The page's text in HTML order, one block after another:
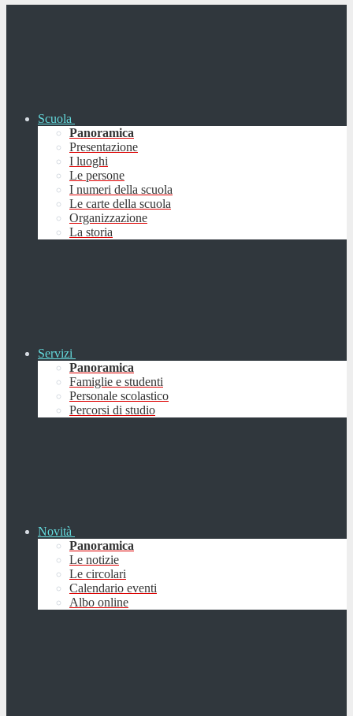
Scuola
Panoramica
Presentazione
I luoghi
Le persone
I numeri della scuola
Le carte della scuola
Organizzazione
La storia
Servizi
Panoramica
Famiglie e studenti
Personale scolastico
Percorsi di studio
Novità
Panoramica
Le notizie
Le circolari
Calendario eventi
Albo online